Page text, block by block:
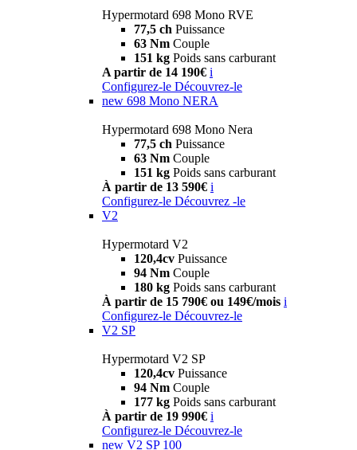
Hypermotard 698 Mono RVE
77,5 ch Puissance
63 Nm Couple
151 kg Poids sans carburant
A partir de 14 190€ i
Configurez-le Découvrez-le
new 698 Mono NERA
Hypermotard 698 Mono Nera
77,5 ch Puissance
63 Nm Couple
151 kg Poids sans carburant
À partir de 13 590€ i
Configurez-le Découvrez -le
V2
Hypermotard V2
120,4cv Puissance
94 Nm Couple
180 kg Poids sans carburant
À partir de 15 790€ ou 149€/mois i
Configurez-le Découvrez-le
V2 SP
Hypermotard V2 SP
120,4cv Puissance
94 Nm Couple
177 kg Poids sans carburant
À partir de 19 990€ i
Configurez-le Découvrez-le
new V2 SP 100